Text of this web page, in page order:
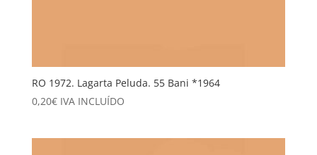
RO 1972. Lagarta Peluda. 55 Bani *1964
0,20€ IVA INCLUÍDO